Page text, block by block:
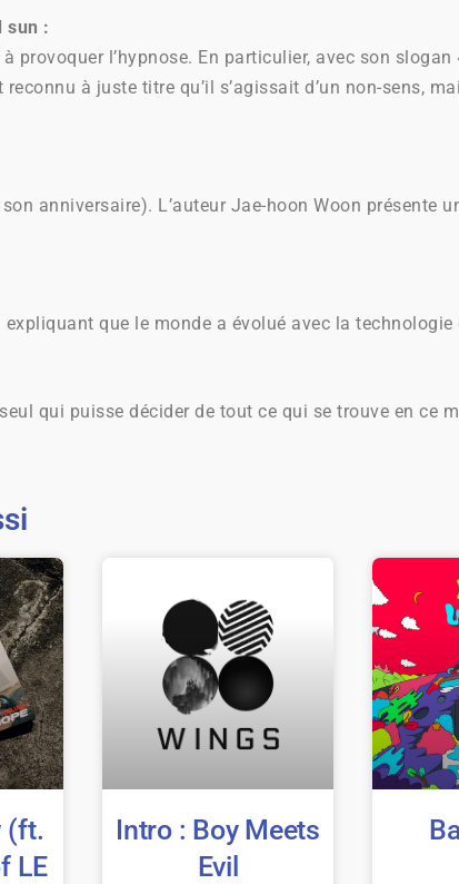
sun :
l’hypnose. En particulier, avec son slogan
à juste titre qu’il s’agissait d’un non-sens,
anniversaire). L’auteur Jae-hoon Woon présente
que le monde a évolué avec la
qui puisse décider de tout ce qui se trouve en ce
(ft.
LE
Intro : Boy Meets
Evil